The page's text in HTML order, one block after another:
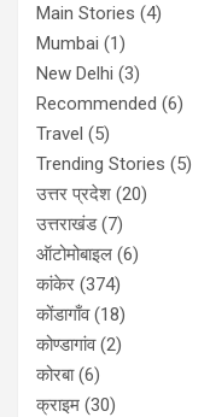
Main Stories (4)
Mumbai (1)
New Delhi (3)
Recommended (6)
Travel (5)
Trending Stories (5)
उत्तर प्रदेश (20)
उत्तराखंड(7)
ऑटोमोबाइल (6)
कांकेर (374)
कोंडागाँव(18)
कोण्डागांव(2)
कोरबा(6)
क्राइम (30)